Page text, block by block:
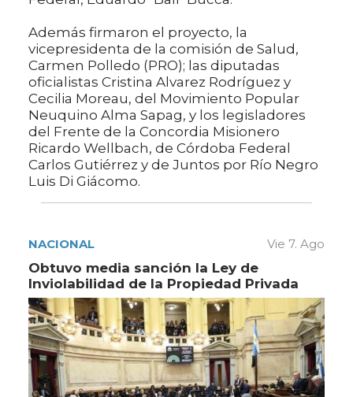
Además firmaron el proyecto, la
vicepresidenta de la comisión de Salud,
Carmen Polledo (PRO); las diputadas
oficialistas Cristina Alvarez Rodríguez y
Cecilia Moreau, del Movimiento Popular
Neuquino Alma Sapag, y los legisladores
del Frente de la Concordia Misionero
Ricardo Wellbach, de Córdoba Federal
Carlos Gutiérrez y de Juntos por Río Negro
Luis Di Giácomo.
NACIONAL Vie 7. Ago
Obtuvo media sanción la Ley de
Inviolabilidad de la Propiedad Privada